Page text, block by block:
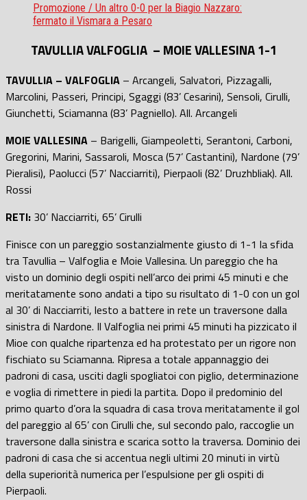
Promozione / Un altro 0-0 per la Biagio Nazzaro:
fermato il Vismara a Pesaro
TAVULLIA VALFOGLIA – MOIE VALLESINA 1-1
TAVULLIA – VALFOGLIA – Arcangeli, Salvatori, Pizzagalli,
Marcolini, Passeri, Principi, Sgaggi (83’ Cesarini), Sensoli, Cirulli,
Giunchetti, Sciamanna (83’ Pagniello). All. Arcangeli
MOIE VALLESINA – Barigelli, Giampeoletti, Serantoni, Carboni,
Gregorini, Marini, Sassaroli, Mosca (57’ Castantini), Nardone (79’
Pieralisi), Paolucci (57’ Nacciarriti), Pierpaoli (82’ Druzhbliak). All.
Rossi
RETI: 30’ Nacciarriti, 65’ Cirulli
Finisce con un pareggio sostanzialmente giusto di 1-1 la sfida
tra Tavullia – Valfoglia e Moie Vallesina. Un pareggio che ha
visto un dominio degli ospiti nell’arco dei primi 45 minuti e che
meritatamente sono andati a tipo su risultato di 1-0 con un gol
al 30’ di Nacciarriti, lesto a battere in rete un traversone dalla
sinistra di Nardone. Il Valfoglia nei primi 45 minuti ha pizzicato il
Mioe con qualche ripartenza ed ha protestato per un rigore non
fischiato su Sciamanna. Ripresa a totale appannaggio dei
padroni di casa, usciti dagli spogliatoi con piglio, determinazione
e voglia di rimettere in piedi la partita. Dopo il predominio del
primo quarto d’ora la squadra di casa trova meritatamente il gol
del pareggio al 65’ con Cirulli che, sul secondo palo, raccoglie un
traversone dalla sinistra e scarica sotto la traversa. Dominio dei
padroni di casa che si accentua negli ultimi 20 minuti in virtù
della superiorità numerica per l’espulsione per gli ospiti di
Pierpaoli.